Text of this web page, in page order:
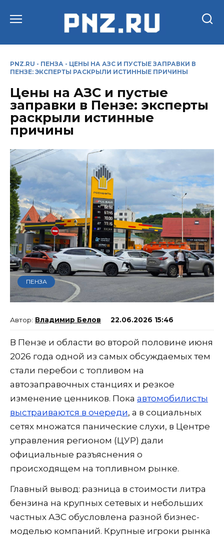
PNZ.RU - ПЕНЗА - ЦЕНЫ НА АЗС И ПУСТЫЕ ЗАПРАВКИ В
ПЕНЗЕ: ЭКСПЕРТЫ РАСКРЫЛИ ИСТИННЫЕ ПРИЧИНЫ
Цены на АЗС и пустые
заправки в Пензе: эксперты
раскрыли истинные
причины
ПЕНЗА
Владимир Белов 22.06.2026 15:46
В Пензе и области во второй половине июня
2026 года одной из самых обсуждаемых тем
стали перебои с топливом на
автозаправочных станциях и резкое
изменение ценников. Пока автомобилисты
выстраиваются в очереди, а в социальных
сетях множатся панические слухи, в Центре
управления регионом (ЦУР) дали
официальные разъяснения о
происходящем на топливном рынке.
Главный вывод: разница в стоимости литра
бензина на крупных сетевых и небольших
частных АЗС обусловлена разной бизнес-
моделью компаний. Крупные игроки рынка